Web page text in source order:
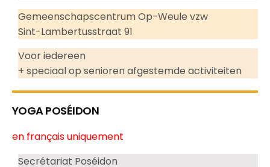
Gemeenschapscentrum Op-Weule vzw
Sint-Lambertusstraat 91
Voor iedereen
+ speciaal op senioren afgestemde activiteiten
YOGA POSÉIDON
en français uniquement
Secrétariat Poséidon